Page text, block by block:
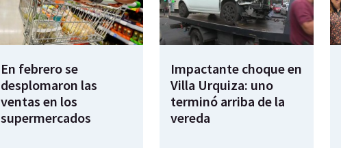
En febrero se
desplomaron las
ventas en los
supermercados
Impactante choque en
Villa Urquiza: uno
terminó arriba de la
vereda